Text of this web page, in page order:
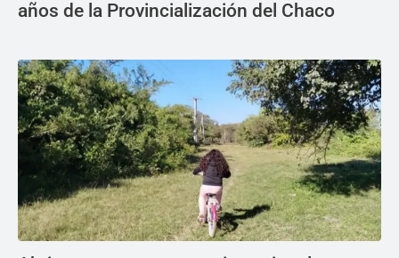
años de la Provincialización del Chaco